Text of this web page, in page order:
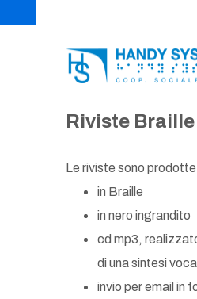
Riviste Braille
Le riviste sono
in Braille
in nero ingrandito
cd mp3,
di una sintesi
invio per email in